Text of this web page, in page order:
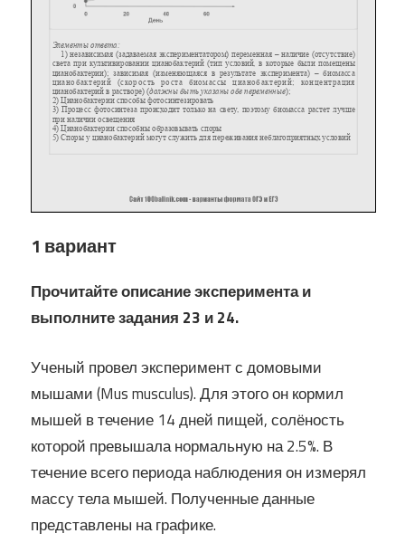
1 вариант
Прочитайте описание эксперимента и
выполните задания 23 и 24.
Ученый провел эксперимент с домовыми
мышами (Mus musculus). Для этого он кормил
мышей в течение 14 дней пищей, солёность
которой превышала нормальную на 2.5%. В
течение всего периода наблюдения он измерял
массу тела мышей. Полученные данные
представлены на графике.